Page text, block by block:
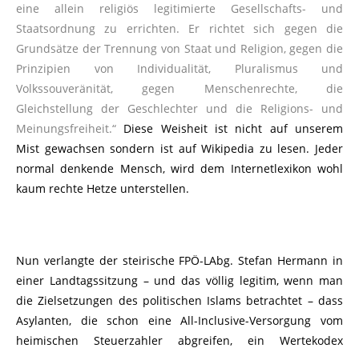
eine allein religiös legitimierte Gesellschafts- und
Staatsordnung zu errichten. Er richtet sich gegen die
Grundsätze der Trennung von Staat und Religion, gegen die
Prinzipien von Individualität, Pluralismus und
Volkssouveränität, gegen Menschenrechte, die
Gleichstellung der Geschlechter und die Religions- und
Meinungsfreiheit.“ Diese Weisheit ist nicht auf unserem
Mist gewachsen sondern ist auf Wikipedia zu lesen. Jeder
normal denkende Mensch, wird dem Internetlexikon wohl
kaum rechte Hetze unterstellen.
Nun verlangte der steirische FPÖ-LAbg. Stefan Hermann in
einer Landtagssitzung – und das völlig legitim, wenn man
die Zielsetzungen des politischen Islams betrachtet – dass
Asylanten, die schon eine All-Inclusive-Versorgung vom
heimischen Steuerzahler abgreifen, ein Wertekodex